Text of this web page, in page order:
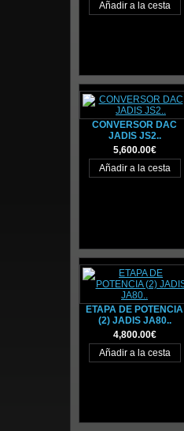
CONVERSOR DAC
JADIS JS2..
5,600.00€
ETAPA DE POTENCIA
(2) JADIS JA80..
4,800.00€